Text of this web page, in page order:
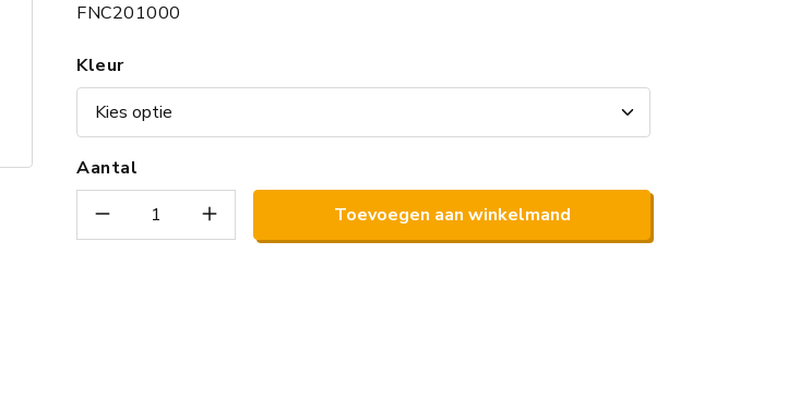
FNC201000
Kleur
Aantal
Toevoegen aan winkelmand